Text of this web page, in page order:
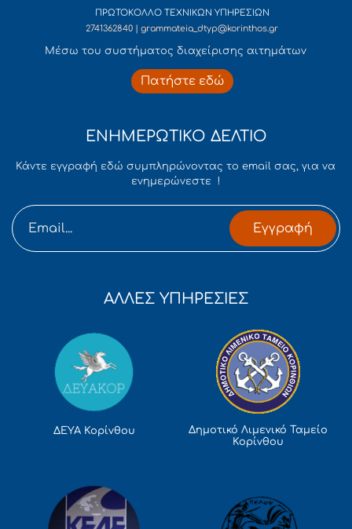
ΠΡΩΤΟΚΟΛΛΟ ΤΕΧΝΙΚΩΝ ΥΠΗΡΕΣΙΩΝ
2741362840 | grammateia_dtyp@korinthos.gr
Mέσω του συστήματος διαχείρισης αιτημάτων
Πατήστε εδώ
ΕΝΗΜΕΡΩΤΙΚΟ ΔΕΛΤΙΟ
Κάντε εγγραφή εδώ συμπληρώνοντας το email σας, για να
ενημερώνεστε !
Εγγραφή
ΑΛΛΕΣ ΥΠΗΡΕΣΙΕΣ
ΔΕΥΑ Κορίνθου
Δημοτικό Λιμενικό Ταμείο
Κορίνθου